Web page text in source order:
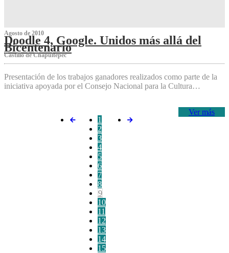
Agosto de 2010
Doodle 4, Google. Unidos más allá del
Bicentenario
Castillo de Chapultepec
Presentación de los trabajos ganadores realizados como parte de la
iniciativa apoyada por el Consejo Nacional para la Cultura…
Ver más
1
2
3
4
5
6
7
8
9
10
11
12
13
14
15